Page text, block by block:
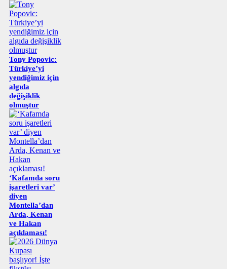
Tony Popovic:
Türkiye’yi
yendiğimiz için
algıda
değişiklik
olmuştur
‘Kafamda soru
işaretleri var’
diyen
Montella’dan
Arda, Kenan
ve Hakan
açıklaması!